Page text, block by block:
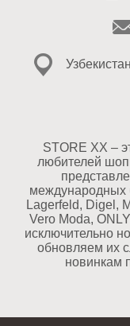
STORE XX –
любителей
международных
Lagerfeld, Digel,
Vero Moda,
исключительно
обновляем их
новинкам